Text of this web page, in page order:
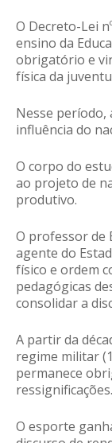
O Decreto-Lei
ensino da
obrigatório e
física da
Nesse período,
influência do
O corpo do
ao projeto de
produtivo.
O professor de
agente do
físico e ordem
pedagógicas
consolidar a
A partir da
regime militar
permanece
ressignificações.
O esporte